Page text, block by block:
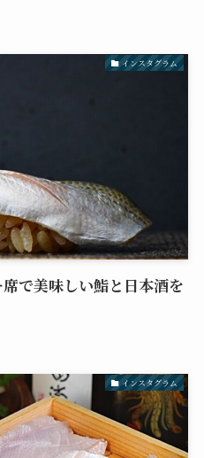
インスタグラム
で美味しい鮨と日本酒を
インスタグラム